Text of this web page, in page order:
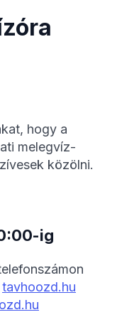
hogy a
melegvíz-
közölni.
ig
tavhoozd.hu